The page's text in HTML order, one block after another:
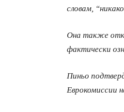
словам,
Она также
фактически
Пиньо
Еврокомиссии